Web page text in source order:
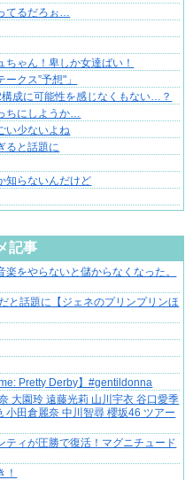
てるだろぉ…
ちゃん！卑しか女達ばい！
クス”予想"」
構成に可能性を感じなくもない…？
ちにしようか…
い少ないよね
ると話題に
知らないんだけど
記事
る恋
楽をやらないと儲からなくなった。
と話題に【ジェネのプリンプリンほ
Pretty Derby】#gentildonna
大園玲 遠藤光莉 山川宇衣 谷口愛季
小田倉麗奈 中川智尋 櫻坂46 ツアー
ィが圧勝で復活！マグニチュード
！